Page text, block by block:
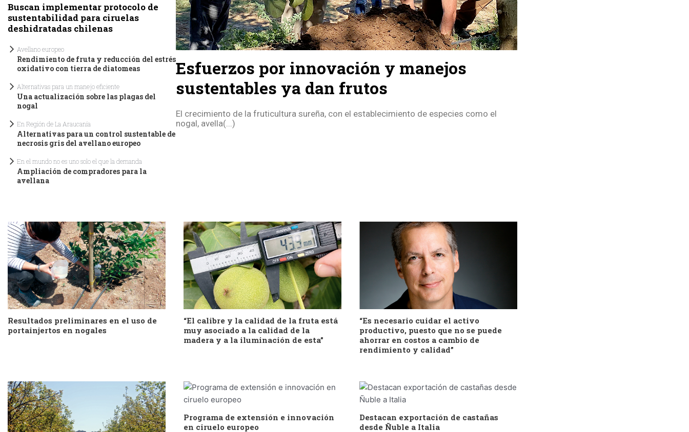
Buscan implementar protocolo de
sustentabilidad para ciruelas
deshidratadas chilenas
Avellano europeo
Rendimiento de fruta y reducción del estrés
oxidativo con tierra de diatomeas
Alternativas para un manejo eficiente
Una actualización sobre las plagas del
nogal
En Región de La Araucanía
Alternativas para un control sustentable de
necrosis gris del avellano europeo
En el mundo no es uno solo el que la demanda
Ampliación de compradores para la
avellana
Esfuerzos por innovación y manejos
sustentables ya dan frutos
El crecimiento de la fruticultura sureña, con el establecimiento de especies como el
nogal, avella(...)
Resultados preliminares en el uso de
portainjertos en nogales
“El calibre y la calidad de la fruta está
muy asociado a la calidad de la
madera y a la iluminación de esta”
“Es necesario cuidar el activo
productivo, puesto que no se puede
ahorrar en costos a cambio de
rendimiento y calidad”
Programa de extensión e innovación
en ciruelo europeo
Destacan exportación de castañas
desde Ñuble a Italia